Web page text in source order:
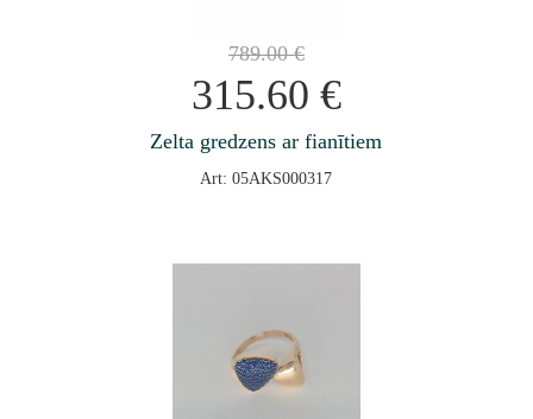
789.00€
315.60 €
Zelta gredzens ar fianītiem
Art: 05AKS000317